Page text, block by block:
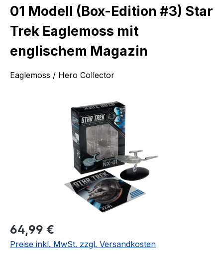
01 Modell (Box-Edition #3) Star
Trek Eaglemoss mit
englischem Magazin
Eaglemoss / Hero Collector
Regulärer Preis:
64,99 €
Preise inkl. MwSt. zzgl. Versandkosten